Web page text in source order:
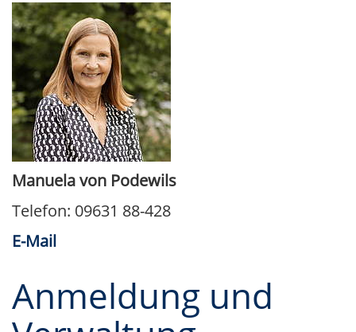
Manuela von Podewils
Telefon: 09631 88-428
E-Mail
Anmeldung und